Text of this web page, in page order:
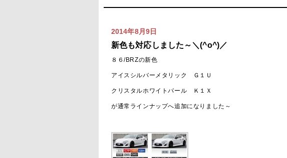
2014年8月9日
新色も対応しました～＼(^o^)／
８６/BRZの新色
アイスシルバーメタリック Ｇ１Ｕ
クリスタルホワイトパール Ｋ１Ｘ
が通常ラインナップへ追加になりました～